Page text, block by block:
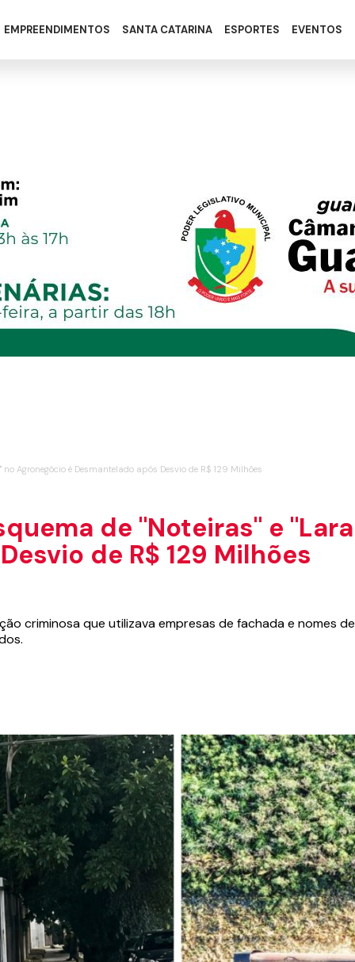
EMPREENDIMENTOS SANTA CATARINA ESPORTES EVENTOS
Agronegócio é Desmantelado após Desvio de R$ 129 Milhões
de "Noteiras" e
de R$ 129 Milhões
criminosa que utilizava empresas de fachada e nomes